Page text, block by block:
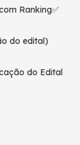
Ranking✅
do edital)
do Edital